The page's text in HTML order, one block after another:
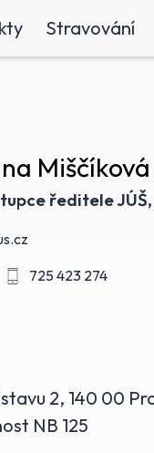
Stravování
Miščíková
ředitele
725 423 274
2, 140 00
NB 125